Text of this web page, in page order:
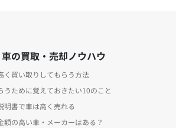
の買取・売却ノウハウ
く買い取りしてもらう方法
うために覚えておきたい10のこと
明書で車は高く売れる
額の高い車・メーカーはある？